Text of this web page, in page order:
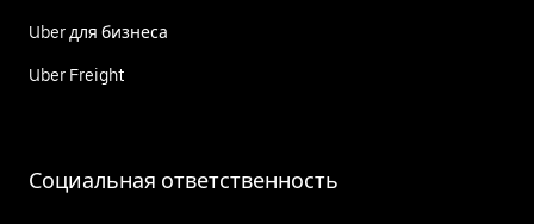
Uber для бизнеса
Uber Freight
Социальная ответственность